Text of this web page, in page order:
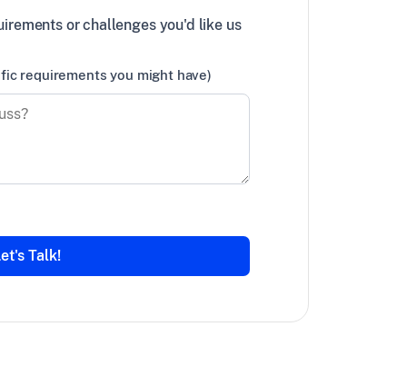
or challenges you'd like us
requirements you might have)